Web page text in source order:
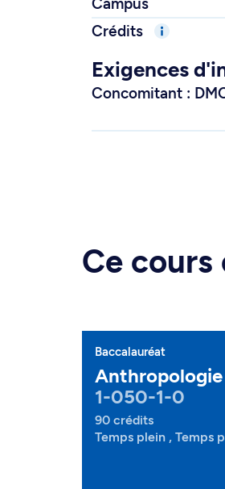
Crédits
Exigences
Concomitant :
Ce
Baccalauréat
Anthropologie
1-050-1-0
90 crédits
Temps plein , Temps